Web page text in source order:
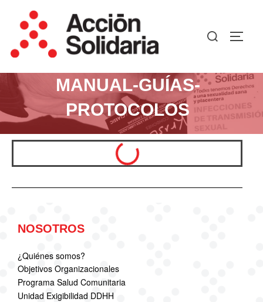
MANUAL-GUÍAS-
PROTOCOLOS
NOSOTROS
¿Quiénes somos?
Objetivos Organizacionales
Programa Salud Comunitaria
Unidad Exigibilidad DDHH